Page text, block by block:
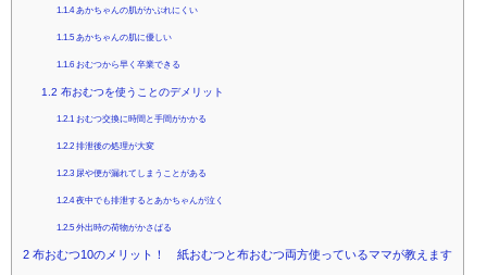
1.1.4あかちゃんの肌がかぶれにくい
1.1.5 あかちゃんの肌に優しい
1.1.6 おむつから早く卒業できる
1.2 布おむつを使うことのデメリット
1.2.1 おむつ交換に時間と手間がかかる
1.2.2 排泄後の処理が大変
1.2.3 尿や便が漏れてしまうことがある
1.2.4夜中でも排泄するとあかちゃんが泣く
1.2.5 外出時の荷物がかさばる
2 布おむつ10のメリット！ 紙おむつと布おむつ両方使っているママが教えます